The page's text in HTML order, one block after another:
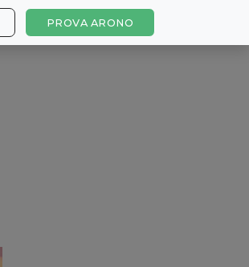
PROVA ARONO